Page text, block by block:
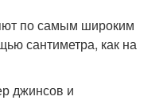
по самым широким
сантиметра, как на
джинсов и